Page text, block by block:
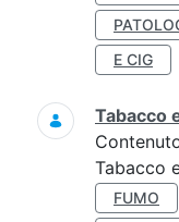
E CIG
Tabacco
Tabacco
FUMO